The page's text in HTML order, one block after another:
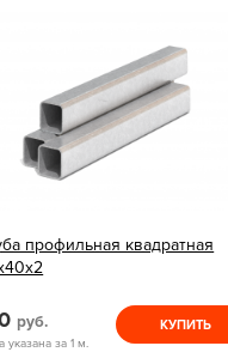
профильная квадратная
руб.
указана за 1 м.
КУПИТЬ